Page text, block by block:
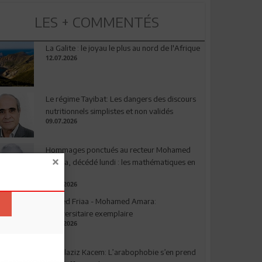
LES + COMMENTÉS
La Galite : le joyau le plus au nord de l'Afrique
12.07.2026
Le régime Tayibat: Les dangers des discours
nutritionnels simplistes et non validés
09.07.2026
Hommages ponctués au recteur Mohamed
Amara, décédé lundi : les mathématiques en
03.08.2026
Ahmed Friaa - Mohamed Amara:
l’Universitaire exemplaire
04.08.2026
Abdelaziz Kacem: L’arabophobie s’en prend